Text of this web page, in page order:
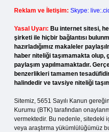
Reklam ve İletişim: Skype:
Yasal Uyarı: Bu internet sitesi,
şirketi ile hiçbir bağlantısı
hazırladığımız makaleler
haber niteliği taşımamakta
paylaşım yapılmamaktadır.
benzerlikleri tamamen
halindedir ve tavsiye niteliği
Sitemiz, 5651 Sayılı Kanun
Kurumu (BTK) tarafından
vermektedir. Bu nedenle, sitedeki
veya araştırma yükümlülüğümüz